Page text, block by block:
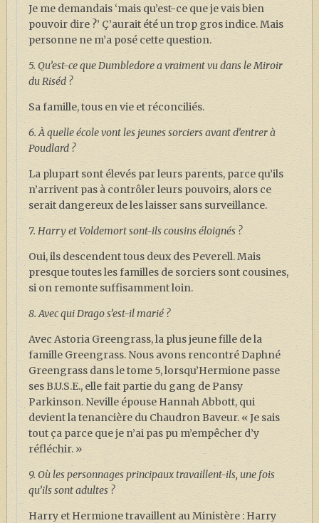
Je me demandais ‘mais qu’est-ce que je vais bien
pouvoir dire ?’ Ç’aurait été un trop gros indice. Mais
personne ne m’a posé cette question.
5. Qu’est-ce que Dumbledore a vraiment vu dans le Miroir
du Riséd ?
Sa famille, tous en vie et réconciliés.
6. À quelle école vont les jeunes sorciers avant d’entrer à
Poudlard ?
La plupart sont élevés par leurs parents, parce qu’ils
n’arrivent pas à contrôler leurs pouvoirs, alors ce
serait dangereux de les laisser sans surveillance.
7. Harry et Voldemort sont-ils cousins éloignés ?
Oui, ils descendent tous deux des Peverell. Mais
presque toutes les familles de sorciers sont cousines,
si on remonte suffisamment loin.
8. Avec qui Drago s’est-il marié ?
Avec Astoria Greengrass, la plus jeune fille de la
famille Greengrass. Nous avons rencontré Daphné
Greengrass dans le tome 5, lorsqu’Hermione passe
ses B.U.S.E., elle fait partie du gang de Pansy
Parkinson. Neville épouse Hannah Abbott, qui
devient la tenancière du Chaudron Baveur. « Je sais
tout ça parce que je n’ai pas pu m’empêcher d’y
réfléchir. »
9. Où les personnages principaux travaillent-ils, une fois
qu’ils sont adultes ?
Harry et Hermione travaillent au Ministère : Harry